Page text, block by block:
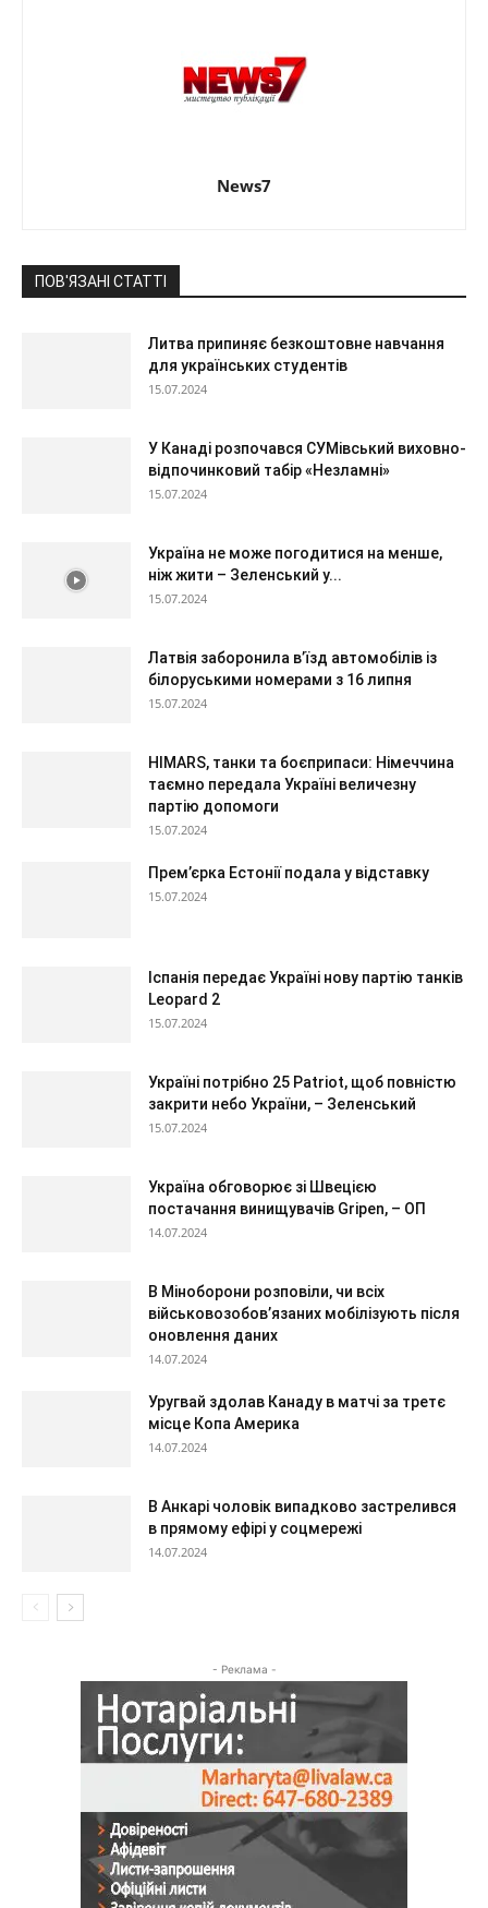
News7
ПОВ'ЯЗАНІ СТАТТІ
Литва припиняє безкоштовне навчання
для українських студентів
15.07.2024
У Канаді розпочався СУМівський виховно-
відпочинковий табір «Незламні»
15.07.2024
Україна не може погодитися на менше,
ніж жити – Зеленський у...
15.07.2024
Латвія заборонила в’їзд автомобілів із
білоруськими номерами з 16 липня
15.07.2024
HIMARS, танки та боєприпаси: Німеччина
таємно передала Україні величезну
партію допомоги
15.07.2024
Прем’єрка Естонії подала у відставку
15.07.2024
Іспанія передає Україні нову партію танків
Leopard 2
15.07.2024
Україні потрібно 25 Patriot, щоб повністю
закрити небо України, – Зеленський
15.07.2024
Україна обговорює зі Швецією
постачання винищувачів Gripen, – ОП
14.07.2024
В Міноборони розповіли, чи всіх
військовозобов’язаних мобілізують після
оновлення даних
14.07.2024
Уругвай здолав Канаду в матчі за третє
місце Копа Америка
14.07.2024
В Анкарі чоловік випадково застрелився
в прямому ефірі у соцмережі
14.07.2024
- Реклама -